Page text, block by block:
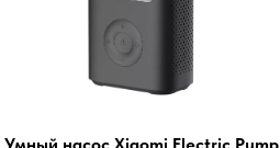
Умный насос Xiaomi Electric Pump